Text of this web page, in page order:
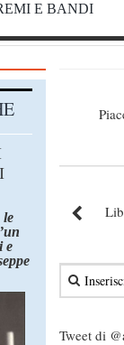
E BANDI
Tweet di
le
e